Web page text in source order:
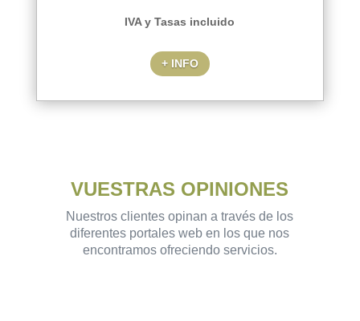
IVA y Tasas incluido
+ INFO
VUESTRAS OPINIONES
Nuestros clientes opinan a través de los
diferentes portales web en los que nos
encontramos ofreciendo servicios.